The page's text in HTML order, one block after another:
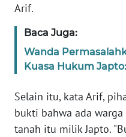
Arif.
Baca Juga:
Wanda
Kuasa Hukum
Selain itu, kata Arif,
bukti bahwa ada
tanah itu milik Japto.
WN
JABAR
WN